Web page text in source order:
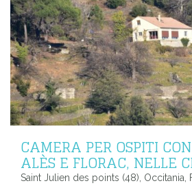
CAMERA PER OSPITI
ALÈS E FLORAC, NELLE
Saint Julien des points (48), Occitania,